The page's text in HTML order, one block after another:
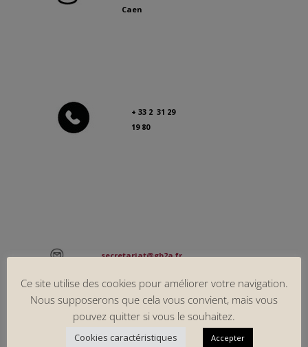
Caen
+ 33 2 31 29
19 80
secretariat@gb2a.fr
Ce site utilise des cookies pour améliorer votre navigation.
Nous supposerons que cela vous convient, mais vous
pouvez quitter si vous le souhaitez.
Cookies caractéristiques Accepter